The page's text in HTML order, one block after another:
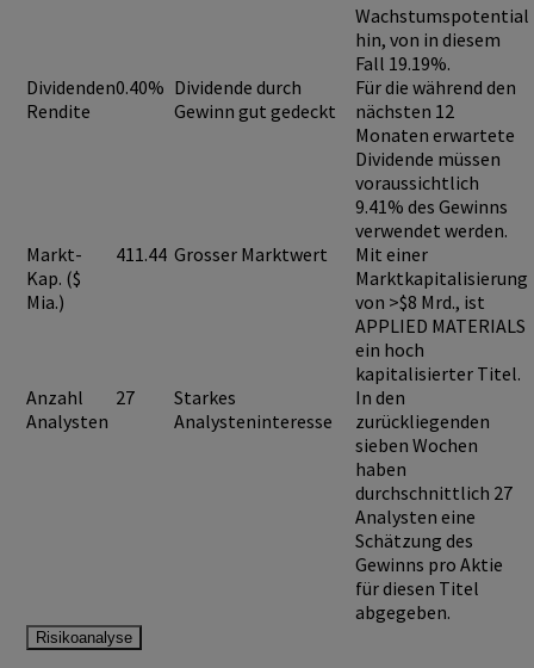
Wachstumspotential
hin, von in diesem
Fall 19.19%.
Dividenden
Rendite
0.40% Dividende durch
Gewinn gut gedeckt
Für die während den
nächsten 12
Monaten erwartete
Dividende müssen
voraussichtlich
9.41% des Gewinns
verwendet werden.
Markt-
Kap. ($
Mia.)
411.44 Grosser Marktwert
Mit einer
Marktkapitalisierung
von >$8 Mrd., ist
APPLIED MATERIALS
ein hoch
kapitalisierter Titel.
Anzahl
Analysten
27
Starkes
Analysteninteresse
In den
zurückliegenden
sieben Wochen
haben
durchschnittlich 27
Analysten eine
Schätzung des
Gewinns pro Aktie
für diesen Titel
abgegeben.
Risikoanalyse